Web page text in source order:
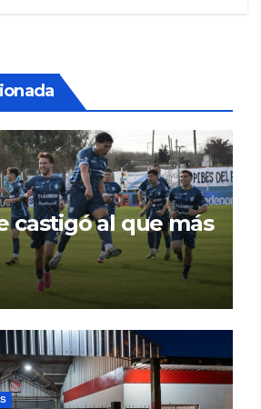
castigó al que más